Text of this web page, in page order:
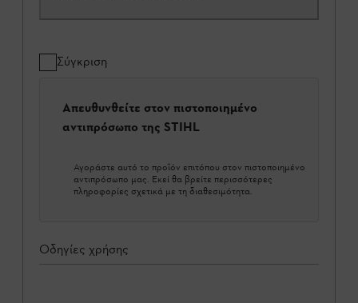
Σύγκριση
Απευθυνθείτε στον πιστοποιημένο
αντιπρόσωπο της STIHL
Αγοράστε αυτό το προϊόν επιτόπου στον πιστοποιημένο
αντιπρόσωπο μας. Εκεί θα βρείτε περισσότερες
πληροφορίες σχετικά με τη διαθεσιμότητα.
Οδηγίες χρήσης